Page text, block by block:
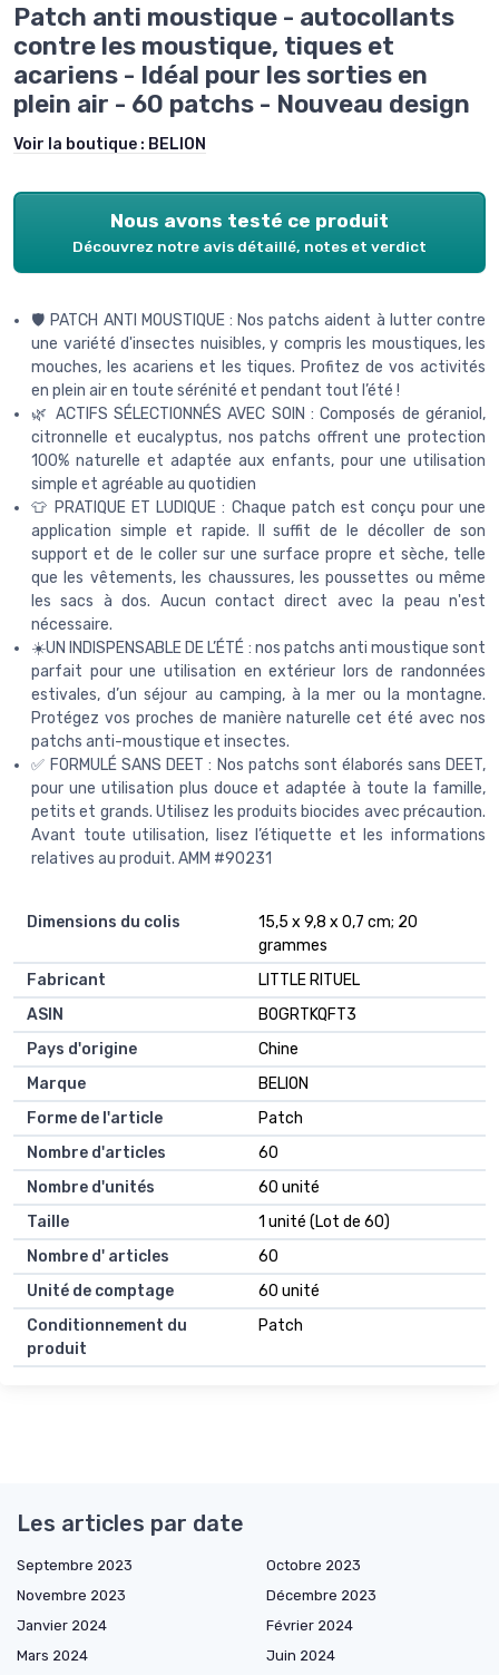
Patch anti moustique - autocollants
contre les moustique, tiques et
acariens - Idéal pour les sorties en
plein air - 60 patchs - Nouveau design
Voir la boutique : BELION
Nous avons testé ce produit
Découvrez notre avis détaillé, notes et verdict
🛡️ PATCH ANTI MOUSTIQUE : Nos patchs aident à lutter contre
une variété d'insectes nuisibles, y compris les moustiques, les
mouches, les acariens et les tiques. Profitez de vos activités
en plein air en toute sérénité et pendant tout l’été !
🌿 ACTIFS SÉLECTIONNÉS AVEC SOIN : Composés de géraniol,
citronnelle et eucalyptus, nos patchs offrent une protection
100% naturelle et adaptée aux enfants, pour une utilisation
simple et agréable au quotidien
👕 PRATIQUE ET LUDIQUE : Chaque patch est conçu pour une
application simple et rapide. Il suffit de le décoller de son
support et de le coller sur une surface propre et sèche, telle
que les vêtements, les chaussures, les poussettes ou même
les sacs à dos. Aucun contact direct avec la peau n'est
nécessaire.
☀️UN INDISPENSABLE DE L’ÉTÉ : nos patchs anti moustique sont
parfait pour une utilisation en extérieur lors de randonnées
estivales, d’un séjour au camping, à la mer ou la montagne.
Protégez vos proches de manière naturelle cet été avec nos
patchs anti-moustique et insectes.
✅ FORMULÉ SANS DEET : Nos patchs sont élaborés sans DEET,
pour une utilisation plus douce et adaptée à toute la famille,
petits et grands. Utilisez les produits biocides avec précaution.
Avant toute utilisation, lisez l’étiquette et les informations
relatives au produit. AMM #90231
Dimensions du colis
15,5 x 9,8 x 0,7 cm; 20
grammes
Fabricant
LITTLE RITUEL
ASIN
B0GRTKQFT3
Pays d'origine
Chine
Marque
BELION
Forme de l'article
Patch
Nombre d'articles
60
Nombre d'unités
60 unité
Taille
1 unité (Lot de 60)
Nombre d' articles
60
Unité de comptage
60 unité
Conditionnement du
produit
Patch
Les articles par date
Septembre 2023
Octobre 2023
Novembre 2023
Décembre 2023
Janvier 2024
Février 2024
Mars 2024
Juin 2024